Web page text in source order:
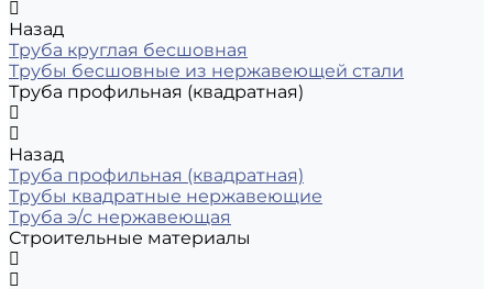
Назад
Труба круглая бесшовная
Трубы бесшовные из нержавеющей стали
Труба профильная (квадратная)
Назад
Труба профильная (квадратная)
Трубы квадратные нержавеющие
Труба э/с нержавеющая
Строительные материалы